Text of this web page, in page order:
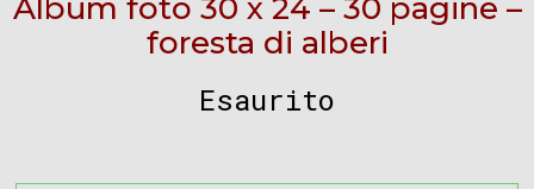
Album foto 30 x 24 – 30 pagine –
foresta di alberi
Esaurito